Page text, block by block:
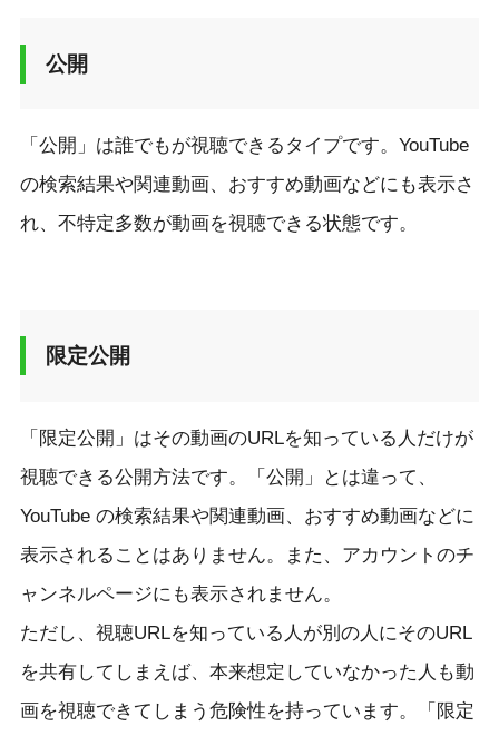
公開
「公開」は誰でもが視聴できるタイプです。YouTube
の検索結果や関連動画、おすすめ動画などにも表示さ
れ、不特定多数が動画を視聴できる状態です。
限定公開
「限定公開」はその動画のURLを知っている人だけが
視聴できる公開方法です。「公開」とは違って、
YouTube の検索結果や関連動画、おすすめ動画などに
表示されることはありません。また、アカウントのチ
ャンネルページにも表示されません。
ただし、視聴URLを知っている人が別の人にそのURL
を共有してしまえば、本来想定していなかった人も動
画を視聴できてしまう危険性を持っています。「限定